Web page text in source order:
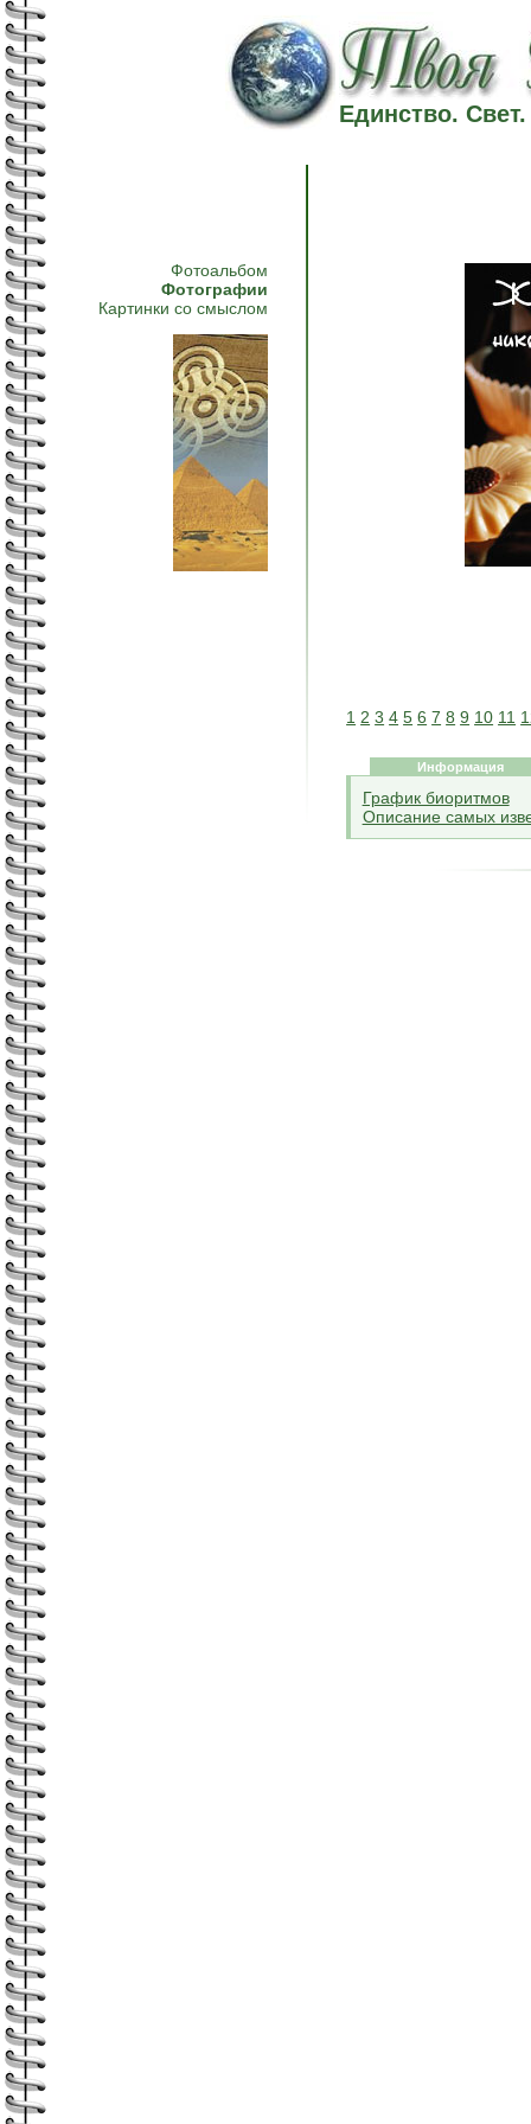
Единство.
Фотоальбом
Фотографии
Картинки со смыслом
1 2 3 4 5 6 7 8 9 10 11
Информация
График биоритмов
Описание самых